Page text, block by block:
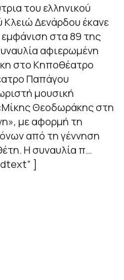
του ελληνικού
Δενάρδου έκανε
στα 89 της
αφιερωμένη
στο Κηποθέατρο
Παπάγου
μουσική
Θεοδωράκης στη
με αφορμή τη
από τη γέννηση
Η συναυλία π…
]